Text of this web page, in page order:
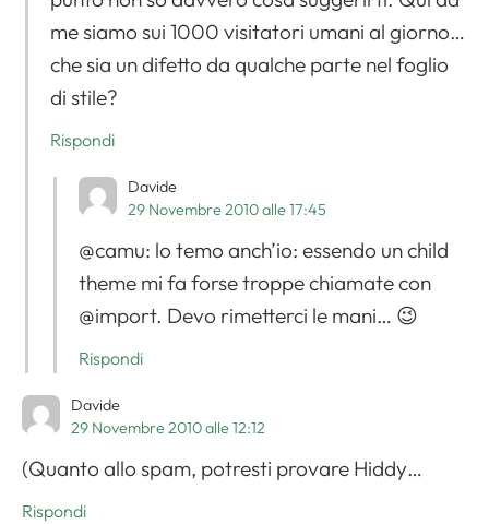
me siamo sui 1000 visitatori umani al giorno…
che sia un difetto da qualche parte nel foglio
di stile?
Rispondi
Davide
29 Novembre 2010 alle 17:45
@camu: lo temo anch’io: essendo un child
theme mi fa forse troppe chiamate con
@import. Devo rimetterci le mani… 😉
Rispondi
Davide
29 Novembre 2010 alle 12:12
(Quanto allo spam, potresti provare Hiddy…
Rispondi